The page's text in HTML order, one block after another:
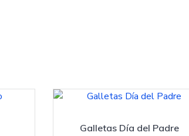
Galletas Día del Padre